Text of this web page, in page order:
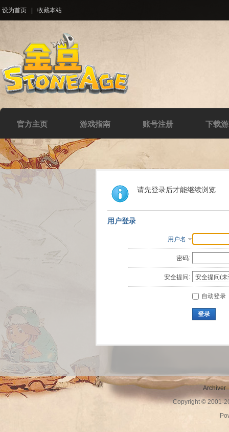
设为首页 收藏本站
官方主页 游戏指南 账号注册 下载
请先登录后才能继续浏览
用户登录
用户名
密码:
安全提问:
自动登录
登录
Archiver
Copyright © 2001-